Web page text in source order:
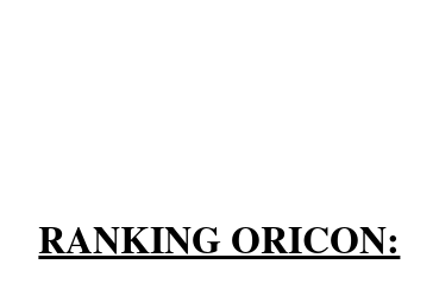
RANKING ORICON: